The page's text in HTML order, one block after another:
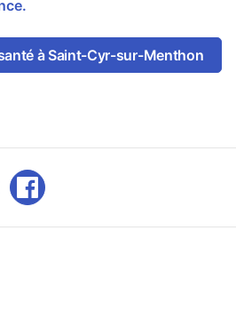
à Saint-Cyr-sur-Menthon